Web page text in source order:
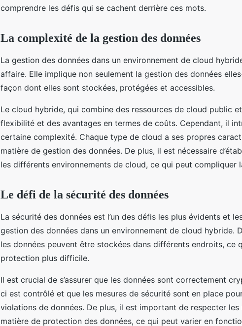
comprendre les défis qui se cachent derrière ces mots.
La complexité de la gestion des données
La gestion des données dans un environnement de cloud
affaire. Elle implique non seulement la gestion des données
façon dont elles sont stockées, protégées et accessibles.
Le cloud hybride, qui combine des ressources de cloud public
flexibilité et des avantages en termes de coûts. Cependant, il
certaine complexité. Chaque type de cloud a ses propres
matière de gestion des données. De plus, il est nécessaire
les différents environnements de cloud, ce qui peut compliquer
Le défi de la sécurité des données
La sécurité des données est l’un des défis les plus évidents et
gestion des données dans un environnement de cloud hybride.
les données peuvent être stockées dans différents endroits, ce
protection plus difficile.
Il est crucial de s’assurer que les données sont correctement
ci est contrôlé et que les mesures de sécurité sont en place
violations de données. De plus, il est important de respecter les
matière de protection des données, ce qui peut varier en